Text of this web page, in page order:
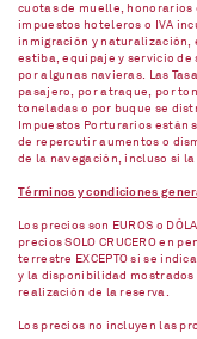
cuotas de muelle,
impuestos hoteleros o IVA
inmigración y naturalización,
estiba, equipaje y servicio de
por algunas navieras. Las
pasajero, por atraque, por
toneladas o por buque se
Impuestos Porturarios están
de repercutir aumentos o
de la navegación, incluso si
Términos y condiciones
Los precios son EUROS o
precios SOLO CRUCERO en
terrestre EXCEPTO si se
y la disponibilidad
realización de la reserva.
Los precios no incluyen las